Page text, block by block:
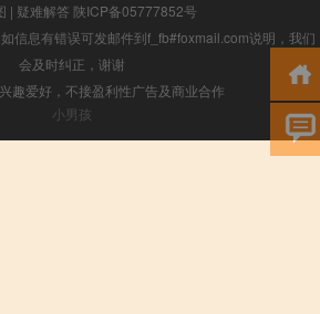
| 疑难解答 陕ICP备05777852号
信息有错误可发邮件到f_fb#foxmail.com说明，我们
会及时纠正，谢谢
趣爱好，不接盈利性广告及商业合作
小男孩